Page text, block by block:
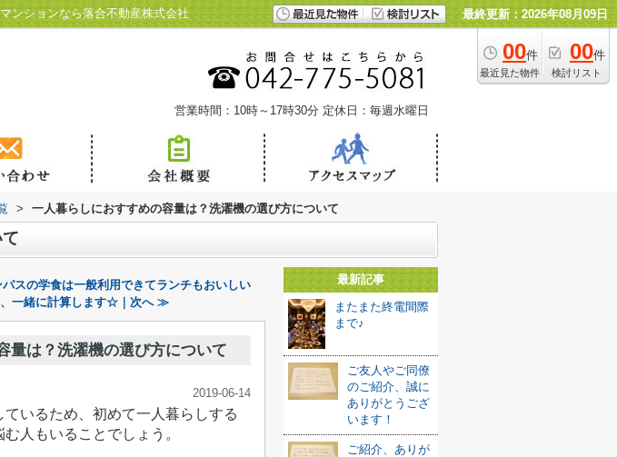
ンションなら落合不動産株式会社 最終更新：2026年08月09日
00件
最近見た物件
00件
検討リスト
営業時間：10時～17時30分 定休日：毎週水曜日
> 一人暮らしにおすすめの容量は？洗濯機の選び方について
スの学食は一般利用できてランチもおいしい
一緒に計算します☆｜次へ ≫
量は？洗濯機の選び方について
2019-06-14
いるため、初めて一人暮らしする
人もいることでしょう。
最新記事
またまた終電間際
まで♪
ご友人やご同僚
のご紹介、誠に
ありがとうござ
います！
ご紹介、ありが